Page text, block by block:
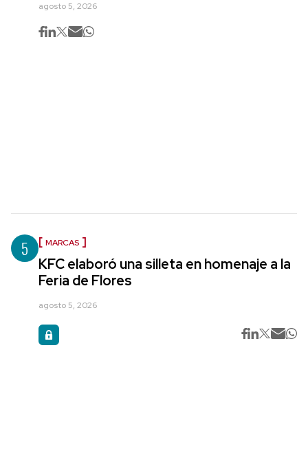
agosto 5, 2026
5 MARCAS
KFC elaboró una silleta en homenaje a la
Feria de Flores
agosto 5, 2026